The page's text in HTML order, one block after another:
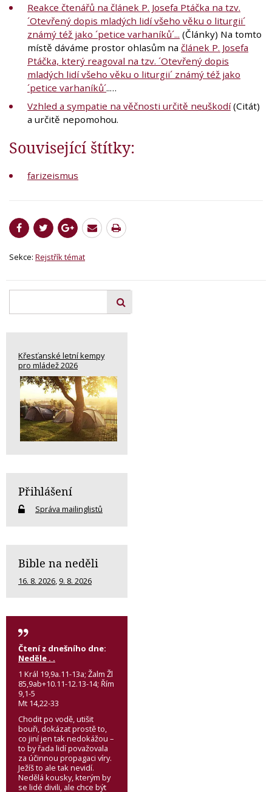
Reakce čtenářů na článek P. Josefa Ptáčka na tzv.
´Otevřený dopis mladých lidí všeho věku o liturgii´
známý též jako ´petice varhaníků´... (Články) Na tomto
místě dáváme prostor ohlasům na článek P. Josefa
Ptáčka, který reagoval na tzv. ´Otevřený dopis
mladých lidí všeho věku o liturgii´ známý též jako
´petice varhaníků´..…
Vzhled a sympatie na věčnosti určitě neuškodí(Citát)
a určitě nepomohou.
Související štítky:
farizeismus
Sekce: Rejstřík témat
Křesťanské letní kempy
pro mládež 2026
Přihlášení
Správa mailinglistů
Bible na neděli
16. 8. 2026, 9. 8. 2026
Čtení z dnešního dne:
Neděle . .
1 Král 19,9a.11-13a; Žalm Žl
85,9ab+10.11-12.13-14; Řím
9,1-5
Mt 14,22-33
Chodit po vodě, utišit
bouři, dokázat prostě to,
co jiní jen tak nedokážou –
to by řada lidí považovala
za účinnou propagaci víry.
Ježíš to ale tak nevidí.
Nedělá kousky, kterým by
se lidé divili, ale chce být